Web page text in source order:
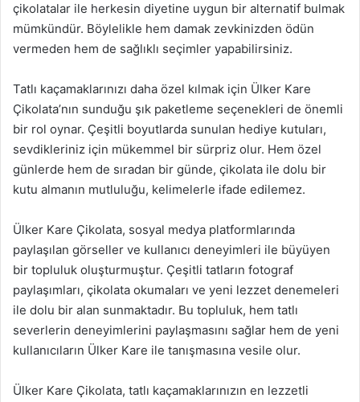
çikolatalar ile herkesin diyetine uygun bir alternatif bulmak
mümkündür. Böylelikle hem damak zevkinizden ödün
vermeden hem de sağlıklı seçimler yapabilirsiniz.
Tatlı kaçamaklarınızı daha özel kılmak için Ülker Kare
Çikolata’nın sunduğu şık paketleme seçenekleri de önemli
bir rol oynar. Çeşitli boyutlarda sunulan hediye kutuları,
sevdikleriniz için mükemmel bir sürpriz olur. Hem özel
günlerde hem de sıradan bir günde, çikolata ile dolu bir
kutu almanın mutluluğu, kelimelerle ifade edilemez.
Ülker Kare Çikolata, sosyal medya platformlarında
paylaşılan görseller ve kullanıcı deneyimleri ile büyüyen
bir topluluk oluşturmuştur. Çeşitli tatların fotograf
paylaşımları, çikolata okumaları ve yeni lezzet denemeleri
ile dolu bir alan sunmaktadır. Bu topluluk, hem tatlı
severlerin deneyimlerini paylaşmasını sağlar hem de yeni
kullanıcıların Ülker Kare ile tanışmasına vesile olur.
Ülker Kare Çikolata, tatlı kaçamaklarınızın en lezzetli